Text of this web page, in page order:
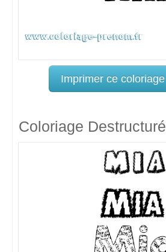
Imprimer ce coloriage
Coloriage Destructuré